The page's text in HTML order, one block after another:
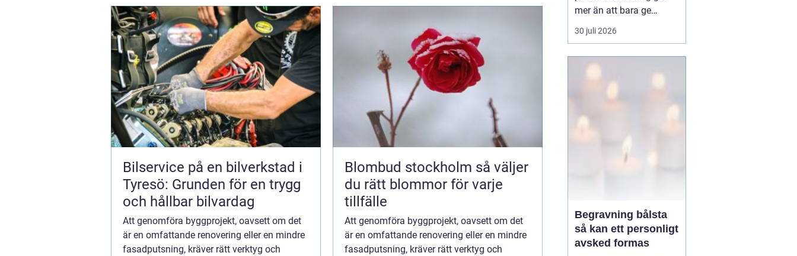
Bilservice på en bilverkstad i
Tyresö: Grunden för en trygg
och hållbar bilvardag
Att genomföra byggprojekt, oavsett om det
är en omfattande renovering eller en mindre
fasadputsning, kräver rätt verktyg och
Blombud stockholm så väljer
du rätt blommor för varje
tillfälle
Att genomföra byggprojekt, oavsett om det
är en omfattande renovering eller en mindre
fasadputsning, kräver rätt verktyg och
mer än att bara ge
skugga. Det påverkar hur
länge gästerna stannar,
och om de väljer att
komma tillbaka. När
kraven på komfort,
30 juli 2026
Begravning bålsta
så kan ett personligt
avsked formas